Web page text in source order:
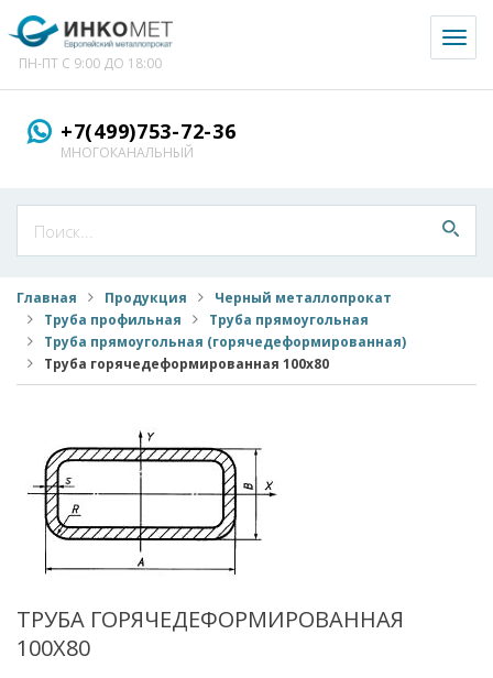
ПН-ПТ С 9:00 ДО 18:00
+7(499)753-72-36
МНОГОКАНАЛЬНЫЙ
Главная Продукция
Черный металлопрокат
Труба профильная
Труба прямоугольная
Труба прямоугольная (горячедеформированная)
Труба горячедеформированная 100x80
ТРУБА ГОРЯЧЕДЕФОРМИРОВАННАЯ
100X80